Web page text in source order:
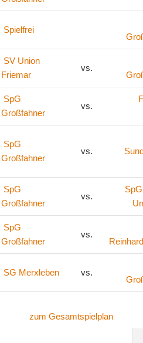
Spielfrei
SV Union
Friemar
vs.
SpG
Großfahner
vs.
SpG
Großfahner
vs.
SpG
Großfahner
vs.
SpG
Großfahner
vs.
SG Merxleben vs.
zum Gesamtspielplan